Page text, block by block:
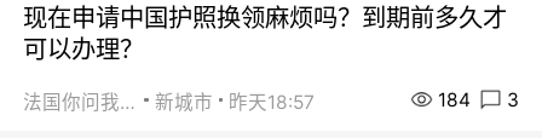
现在申请中国护照换领麻烦吗？到期前多久才
可以办理？
法国你问我答 新城市 昨天18:57 184 3